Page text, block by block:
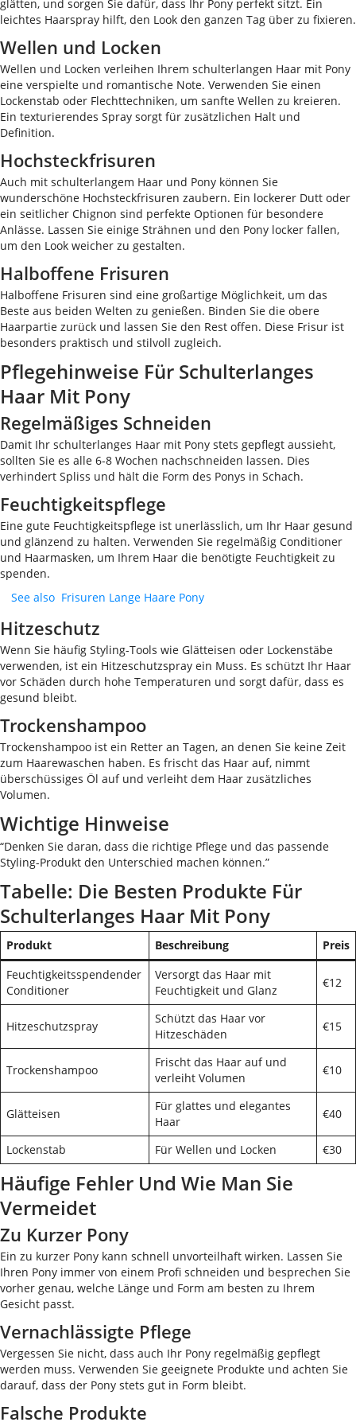
glätten, und sorgen Sie dafür, dass Ihr Pony perfekt sitzt. Ein
leichtes Haarspray hilft, den Look den ganzen Tag über zu fixieren.
Wellen und Locken
Wellen und Locken verleihen Ihrem schulterlangen Haar mit Pony
eine verspielte und romantische Note. Verwenden Sie einen
Lockenstab oder Flechttechniken, um sanfte Wellen zu kreieren.
Ein texturierendes Spray sorgt für zusätzlichen Halt und
Definition.
Hochsteckfrisuren
Auch mit schulterlangem Haar und Pony können Sie
wunderschöne Hochsteckfrisuren zaubern. Ein lockerer Dutt oder
ein seitlicher Chignon sind perfekte Optionen für besondere
Anlässe. Lassen Sie einige Strähnen und den Pony locker fallen,
um den Look weicher zu gestalten.
Halboffene Frisuren
Halboffene Frisuren sind eine großartige Möglichkeit, um das
Beste aus beiden Welten zu genießen. Binden Sie die obere
Haarpartie zurück und lassen Sie den Rest offen. Diese Frisur ist
besonders praktisch und stilvoll zugleich.
Pflegehinweise Für Schulterlanges
Haar Mit Pony
Regelmäßiges Schneiden
Damit Ihr schulterlanges Haar mit Pony stets gepflegt aussieht,
sollten Sie es alle 6-8 Wochen nachschneiden lassen. Dies
verhindert Spliss und hält die Form des Ponys in Schach.
Feuchtigkeitspflege
Eine gute Feuchtigkeitspflege ist unerlässlich, um Ihr Haar gesund
und glänzend zu halten. Verwenden Sie regelmäßig Conditioner
und Haarmasken, um Ihrem Haar die benötigte Feuchtigkeit zu
spenden.
See also Frisuren Lange Haare Pony
Hitzeschutz
Wenn Sie häufig Styling-Tools wie Glätteisen oder Lockenstäbe
verwenden, ist ein Hitzeschutzspray ein Muss. Es schützt Ihr Haar
vor Schäden durch hohe Temperaturen und sorgt dafür, dass es
gesund bleibt.
Trockenshampoo
Trockenshampoo ist ein Retter an Tagen, an denen Sie keine Zeit
zum Haarewaschen haben. Es frischt das Haar auf, nimmt
überschüssiges Öl auf und verleiht dem Haar zusätzliches
Volumen.
Wichtige Hinweise
“Denken Sie daran, dass die richtige Pflege und das passende
Styling-Produkt den Unterschied machen können.”
Tabelle: Die Besten Produkte Für
Schulterlanges Haar Mit Pony
Produkt Beschreibung
Preis
Feuchtigkeitsspendender
Conditioner
Versorgt das Haar mit
Feuchtigkeit und Glanz
€12
Hitzeschutzspray
Schützt das Haar vor
Hitzeschäden
€15
Trockenshampoo
Frischt das Haar auf und
verleiht Volumen
€10
Glätteisen
Für glattes und elegantes
Haar
€40
Lockenstab Für Wellen und Locken €30
Häufige Fehler Und Wie Man Sie
Vermeidet
Zu Kurzer Pony
Ein zu kurzer Pony kann schnell unvorteilhaft wirken. Lassen Sie
Ihren Pony immer von einem Profi schneiden und besprechen Sie
vorher genau, welche Länge und Form am besten zu Ihrem
Gesicht passt.
Vernachlässigte Pflege
Vergessen Sie nicht, dass auch Ihr Pony regelmäßig gepflegt
werden muss. Verwenden Sie geeignete Produkte und achten Sie
darauf, dass der Pony stets gut in Form bleibt.
Falsche Produkte